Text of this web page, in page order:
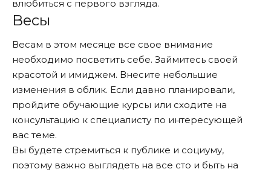
влюбиться с первого взгляда.
Весы
Весам в этом месяце все свое внимание
необходимо посветить себе. Займитесь своей
красотой и имиджем. Внесите небольшие
изменения в облик. Если давно планировали,
пройдите обучающие курсы или сходите на
консультацию к специалисту по интересующей
вас теме.
Вы будете стремиться к публике и социуму,
поэтому важно выглядеть на все сто и быть на